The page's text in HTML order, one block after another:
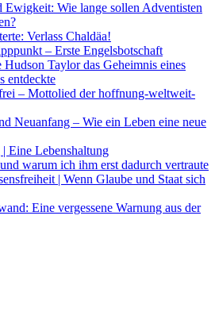
Ewigkeit: Wie lange sollen Adventisten
Verlass Chaldäa!
– Erste Engelsbotschaft
Hudson Taylor das Geheimnis eines
entdeckte
– Mottolied der hoffnung-weltweit-
Neuanfang – Wie ein Leben eine neue
Eine Lebenshaltung
warum ich ihm erst dadurch vertraute
| Wenn Glaube und Staat sich
Eine vergessene Warnung aus der